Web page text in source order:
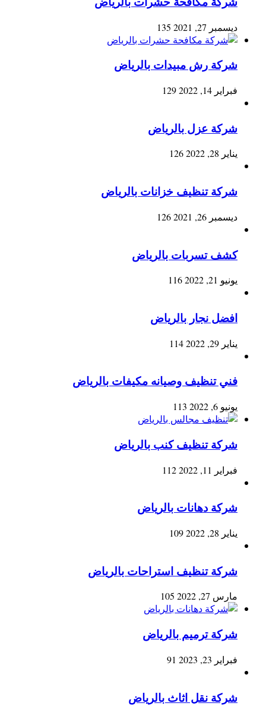
ديسمبر 27, 2021 135
شركة رش مبيدات بالرياض
فبراير 14, 2022 129
شركة عزل بالرياض
يناير 28, 2022 126
شركة تنظيف خزانات بالرياض
ديسمبر 26, 2021 126
كشف تسربات بالرياض
يونيو 21, 2022 116
افضل نجار بالرياض
يناير 29, 2022 114
فني تنظيف وصيانه مكيفات بالرياض
يونيو 6, 2022 113
شركة تنظيف كنب بالرياض
فبراير 11, 2022 112
شركة دهانات بالرياض
يناير 28, 2022 109
شركة تنظيف استراحات بالرياض
مارس 27, 2022 105
شركة ترميم بالرياض
فبراير 23, 2023 91
شركة نقل اثاث بالرياض